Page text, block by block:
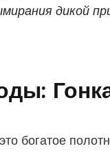
дикой
богатое